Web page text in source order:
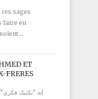
sages
faire en
ET
FRERES
إنه "تكتيك